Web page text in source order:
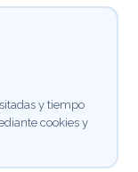
y tiempo
cookies y